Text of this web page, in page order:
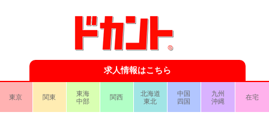
求人情報はこちら
東京 関東
東海
中部
関西
北海道
東北
中国
四国
九州
沖縄
在宅